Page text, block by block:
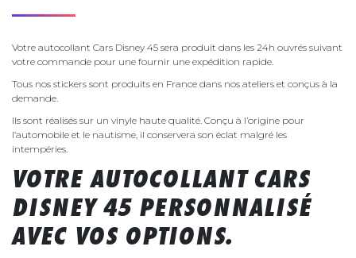
Votre autocollant Cars Disney 45 sera produit dans les 24h ouvrés suivant
votre commande pour une fournir une expédition rapide.
Tous nos stickers sont produits en France dans nos ateliers et conçus à la
demande.
Ils sont réalisés sur un vinyle haute qualité. Conçu à l’origine pour
l’automobile et le nautisme, il conservera son éclat malgré les
intempéries.
VOTRE AUTOCOLLANT CARS
DISNEY 45 PERSONNALISÉ
AVEC VOS OPTIONS.